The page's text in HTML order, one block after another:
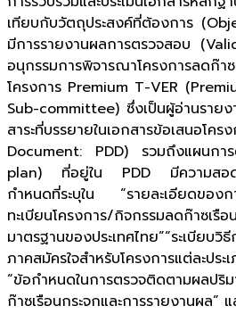
เทียบกับวัตถุประสงค์ที่ต้องการ
มีการรายงานผลการตรวจสอบ
อนุกรรมการพิจารณาโครงการลดก๊าซ
โครงการ Premium T-VER
Sub-committee) ซึ่งเป็นผู้อ่านรายง
สาระที่บรรยายในเอกสารข้อเสนอ
Document: PDD) รวมถึงแผนก
plan) ที่อยู่ใน PDD มีความสอด
กำหนดที่ระบุใน “รายละเอียดของก
ทะเบียนโครงการ/กิจกรรมลดก๊าซเรื
มาตรฐานของประเทศไทย”“ระเบียบวิ
ภาคสมัครใจสำหรับโครงการแต่ละ
“ข้อกำหนดในการตรวจติดตามผลป
ก๊าซเรือนกระจกและการรายงานผล”